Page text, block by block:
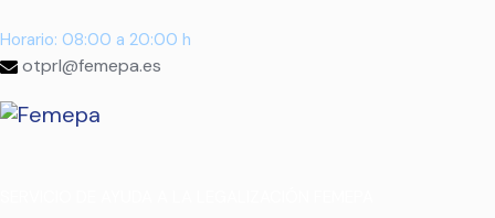
Horario: 08:00 a 20:00 h
otprl@femepa.es